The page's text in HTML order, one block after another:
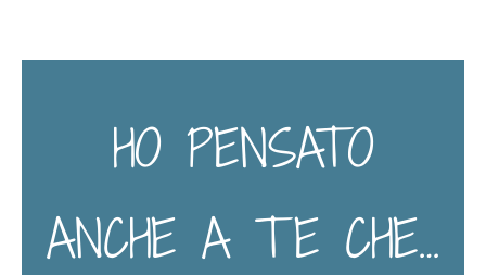
HO PENSATO
ANCHE A TE CHE…